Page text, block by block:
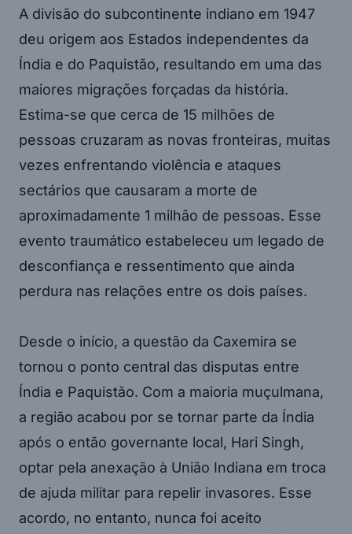
A divisão do subcontinente indiano em 1947
deu origem aos Estados independentes da
Índia e do Paquistão, resultando em uma das
maiores migrações forçadas da história.
Estima-se que cerca de 15 milhões de
pessoas cruzaram as novas fronteiras, muitas
vezes enfrentando violência e ataques
sectários que causaram a morte de
aproximadamente 1 milhão de pessoas. Esse
evento traumático estabeleceu um legado de
desconfiança e ressentimento que ainda
perdura nas relações entre os dois países.
Desde o início, a questão da Caxemira se
tornou o ponto central das disputas entre
Índia e Paquistão. Com a maioria muçulmana,
a região acabou por se tornar parte da Índia
após o então governante local, Hari Singh,
optar pela anexação à União Indiana em troca
de ajuda militar para repelir invasores. Esse
acordo, no entanto, nunca foi aceito